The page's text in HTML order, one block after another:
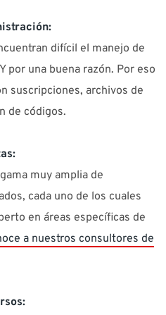
difícil el manejo de
por una buena razón. Por eso
suscripciones, archivos de
de códigos.
muy amplia de
cada uno de los cuales
en áreas específicas de
a nuestros consultores de